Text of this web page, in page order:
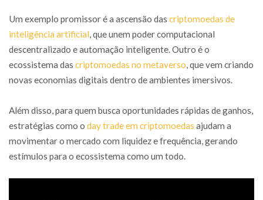
Um exemplo promissor é a ascensão das criptomoedas de
inteligência artificial, que unem poder computacional
descentralizado e automação inteligente. Outro é o
ecossistema das criptomoedas no metaverso, que vem criando
novas economias digitais dentro de ambientes imersivos.
Além disso, para quem busca oportunidades rápidas de ganhos,
estratégias como o day trade em criptomoedas ajudam a
movimentar o mercado com liquidez e frequência, gerando
estímulos para o ecossistema como um todo.